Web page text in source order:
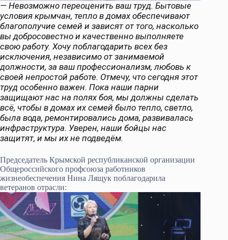
— Невозможно переоценить ваш труд. Бытовые
условия крымчан, тепло в домах обеспечивают
благополучие семей и зависят от того, насколько
вы добросовестно и качественно выполняете
свою работу. Хочу поблагодарить всех без
исключения, независимо от занимаемой
должности, за ваш профессионализм, любовь к
своей непростой работе. Отмечу, что сегодня этот
труд особенно важен. Пока наши парни
защищают нас на полях боя, мы должны сделать
всё, чтобы в домах их семей было тепло, светло,
была вода, ремонтировались дома, развивалась
инфраструктура. Уверен, наши бойцы нас
защитят, и мы их не подведём.
Председатель Крымской республиканской организации
Общероссийского профсоюза работников
жизнеобеспечения Нина Лящук поблагодарила
ветеранов отрасли: